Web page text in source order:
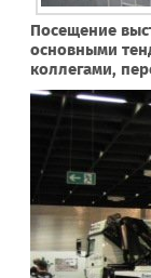
Посещение
основными
коллегами,